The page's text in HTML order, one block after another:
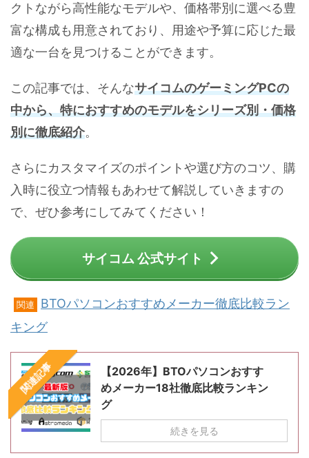
クトながら高性能なモデルや、価格帯別に選べる豊
富な構成も用意されており、用途や予算に応じた最
適な一台を見つけることができます。
この記事では、そんなサイコムのゲーミングPCの
中から、特におすすめのモデルをシリーズ別・価格
別に徹底紹介。
さらにカスタマイズのポイントや選び方のコツ、購
入時に役立つ情報もあわせて解説していきますの
で、ぜひ参考にしてみてください！
サイコム 公式サイト
関連
BTOパソコンおすすめメーカー徹底比較ラン
キング
関連記事
【2026年】BTOパソコンおすす
めメーカー18社徹底比較ランキン
グ
続きを見る